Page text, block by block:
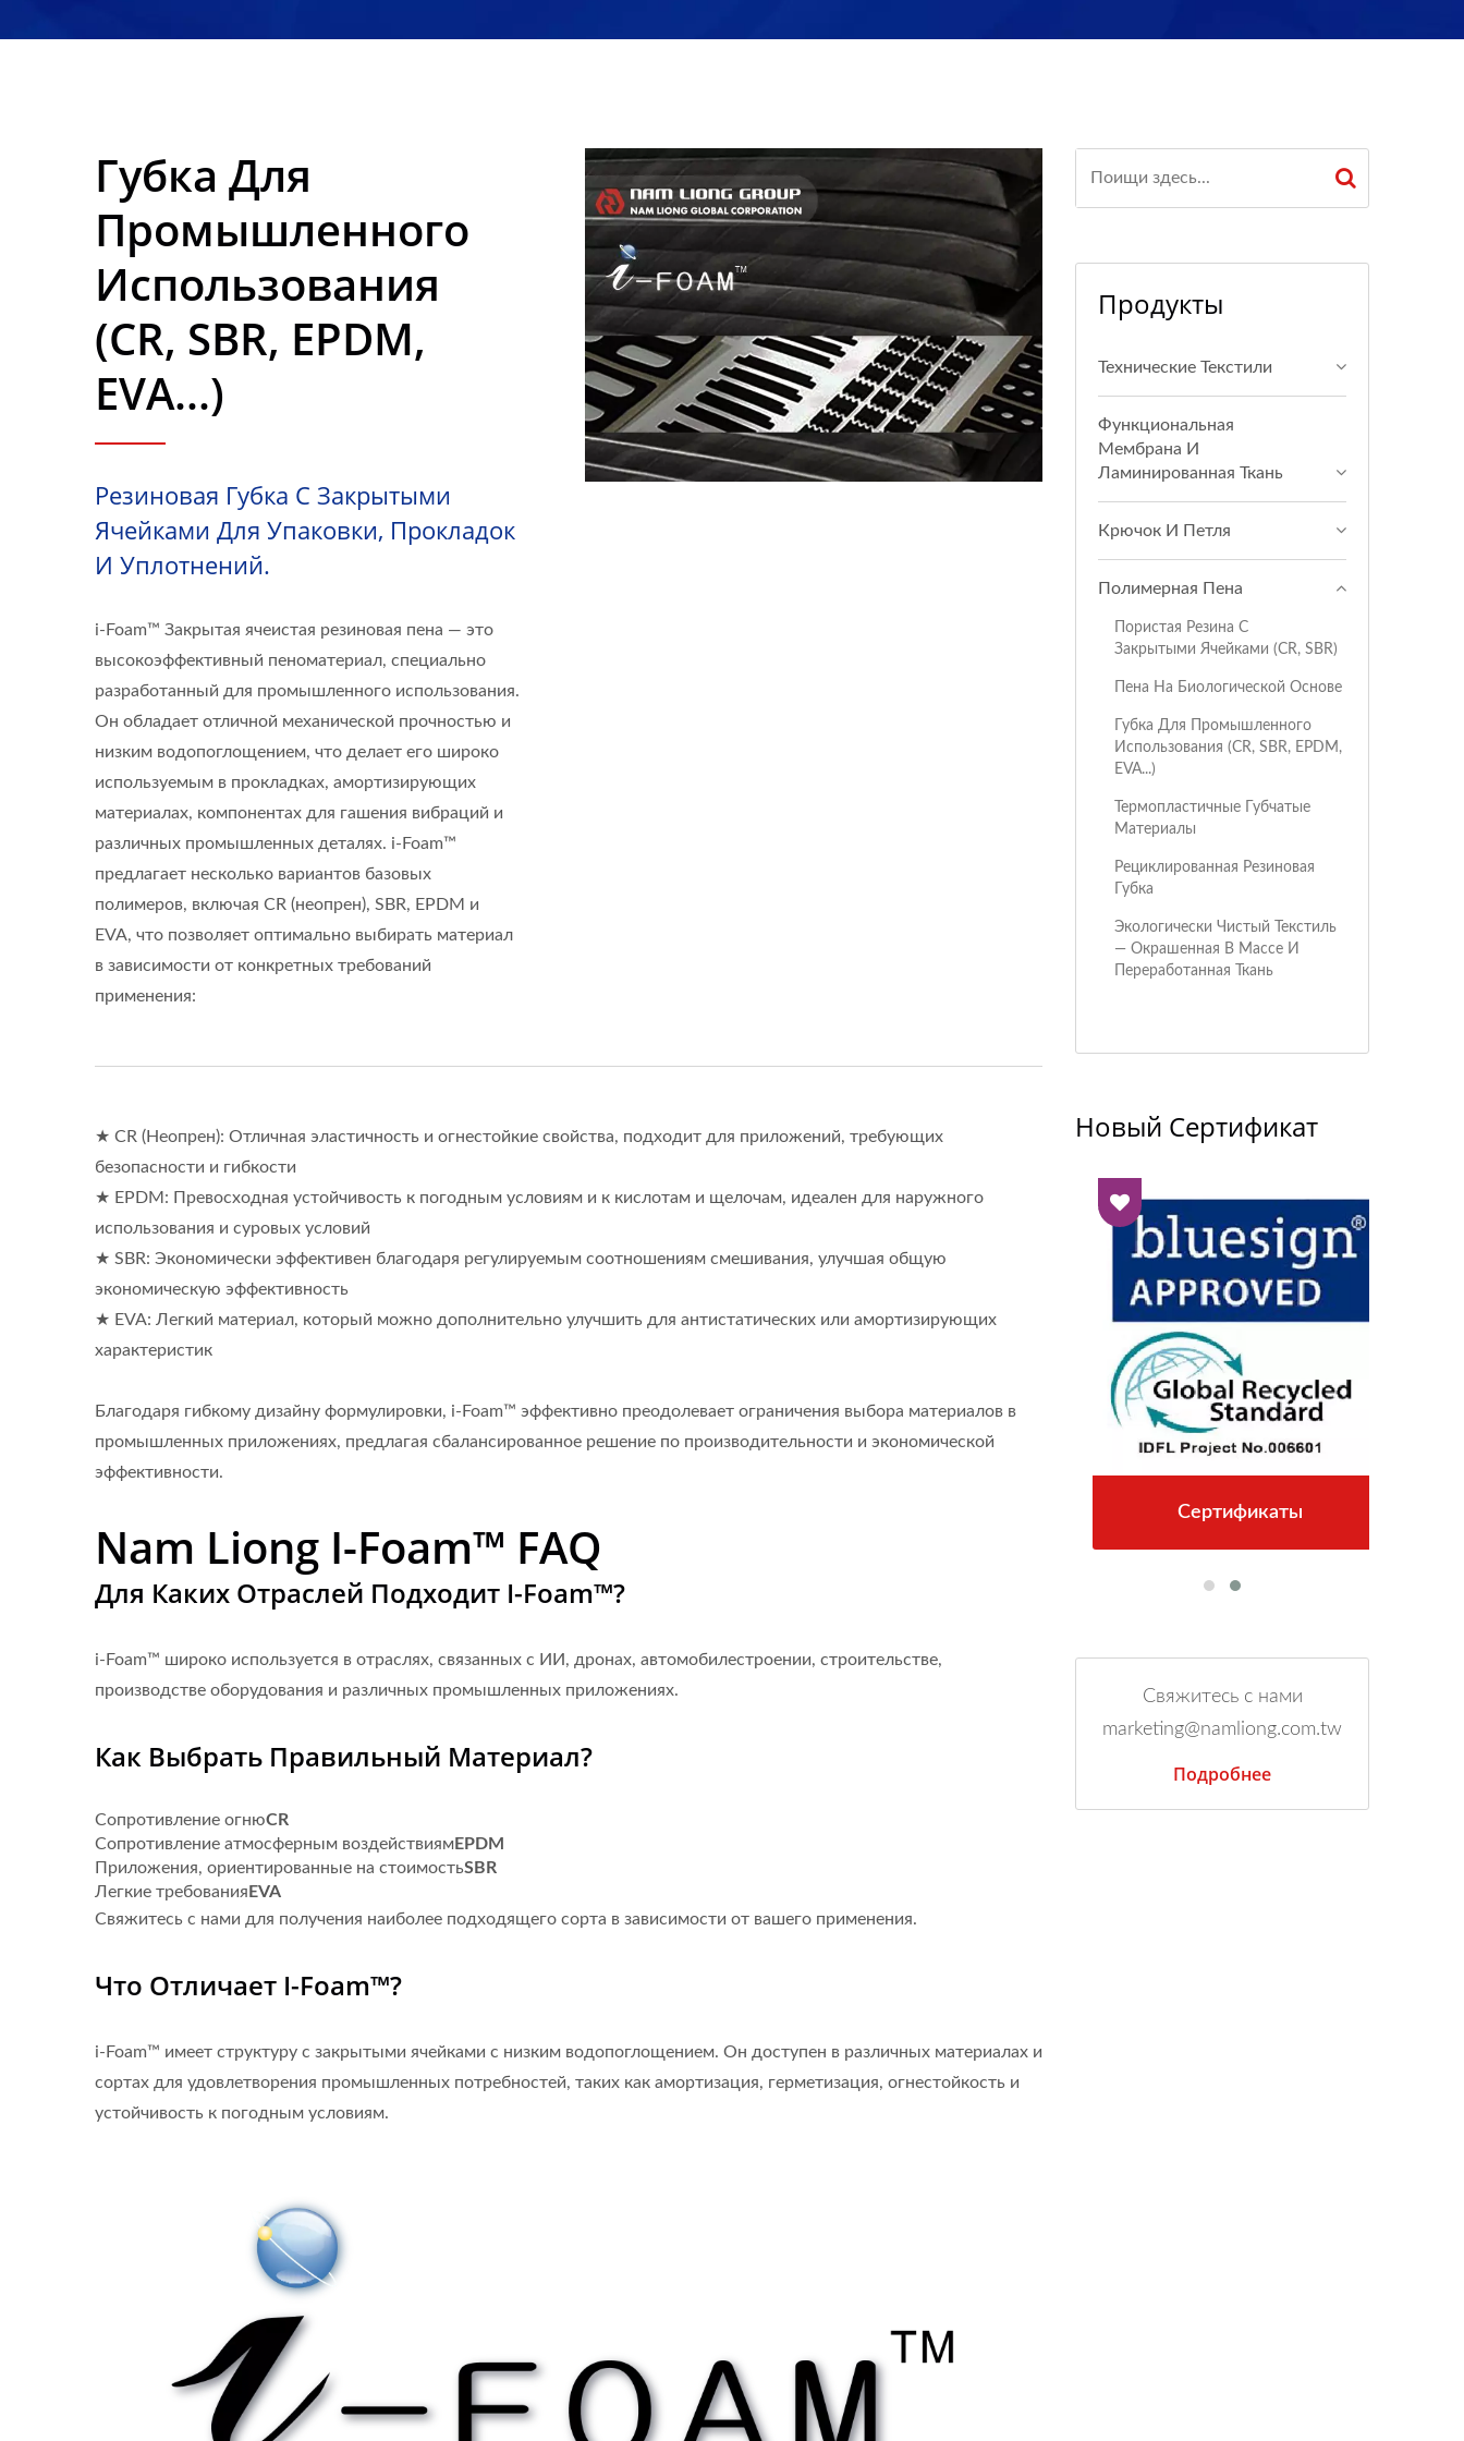
Губка Для
Промышленного
Использования
(CR, SBR, EPDM,
EVA...)
Резиновая Губка С Закрытыми
Ячейками Для Упаковки, Прокладок
И Уплотнений.
i-Foam™ Закрытая ячеистая резиновая пена — это
высокоэффективный пеноматериал, специально
разработанный для промышленного использования.
Он обладает отличной механической прочностью и
низким водопоглощением, что делает его широко
используемым в прокладках, амортизирующих
материалах, компонентах для гашения вибраций и
различных промышленных деталях. i-Foam™
предлагает несколько вариантов базовых
полимеров, включая CR (неопрен), SBR, EPDM и
EVA, что позволяет оптимально выбирать материал
в зависимости от конкретных требований
применения:
★ CR (Неопрен): Отличная эластичность и огнестойкие свойства, подходит для приложений, требующих
безопасности и гибкости
★ EPDM: Превосходная устойчивость к погодным условиям и к кислотам и щелочам, идеален для наружного
использования и суровых условий
★ SBR: Экономически эффективен благодаря регулируемым соотношениям смешивания, улучшая общую
экономическую эффективность
★ EVA: Легкий материал, который можно дополнительно улучшить для антистатических или амортизирующих
характеристик
Благодаря гибкому дизайну формулировки, i-Foam™ эффективно преодолевает ограничения выбора материалов в
промышленных приложениях, предлагая сбалансированное решение по производительности и экономической
эффективности.
Nam Liong I-Foam™ FAQ
Для Каких Отраслей Подходит I-Foam™?
i-Foam™ широко используется в отраслях, связанных с ИИ, дронах, автомобилестроении, строительстве,
производстве оборудования и различных промышленных приложениях.
Как Выбрать Правильный Материал?
Сопротивление огнюCR
Сопротивление атмосферным воздействиямEPDM
Приложения, ориентированные на стоимостьSBR
Легкие требования EVA
Свяжитесь с нами для получения наиболее подходящего сорта в зависимости от вашего применения.
Что Отличает I-Foam™?
i-Foam™ имеет структуру с закрытыми ячейками с низким водопоглощением. Он доступен в различных материалах и
сортах для удовлетворения промышленных потребностей, таких как амортизация, герметизация, огнестойкость и
устойчивость к погодным условиям.
Продукты
Технические Текстили
Функциональная
Мембрана И
Ламинированная Ткань
Крючок И Петля
Полимерная Пена
Пористая Резина С
Закрытыми Ячейками (CR, SBR)
Пена На Биологической Основе
Губка Для Промышленного
Использования (CR, SBR, EPDM,
EVA...)
Термопластичные Губчатые
Материалы
Рециклированная Резиновая
Губка
Экологически Чистый Текстиль
— Окрашенная В Массе И
Переработанная Ткань
Новый Сертификат
ISO 27001 ISO 27001
Сертификаты
Свяжитесь с нами
marketing@namliong.com.tw
Подробнее